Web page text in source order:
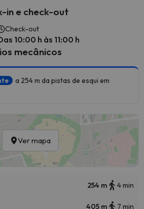
in e check-out
Check-out
10:00 h às 11:00 h
mecânicos
a 254 m da pistas de esqui em
Ver mapa
254 m 4 min
405 m 7 min